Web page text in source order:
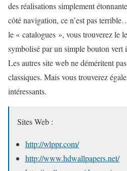
des réalisations simplement
côté navigation, ce n’est pas
le « catalogues », vous trouverez le
symbolisé par un simple bouton
Les autres site web ne déméritent
classiques. Mais vous trouverez
intéressants.
Sites Web :
http://wlppr.com/
http://www.hdwallpapers.net/